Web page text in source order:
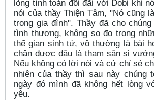
lòng tính toán đối đãi với Dobi khi
nói của thầy Thiện Tâm, "Nó cũng
trong gia đình". Thầy đã cho
tình thương, không so đo trong
thế gian sinh tử, vô thường là bài
chân được đâu là tham sân si
Nếu không có lời nói và cử chỉ sẻ
nhiên của thầy thì sau này chúng
ngày đó mình đã không hết lòng
yêu.